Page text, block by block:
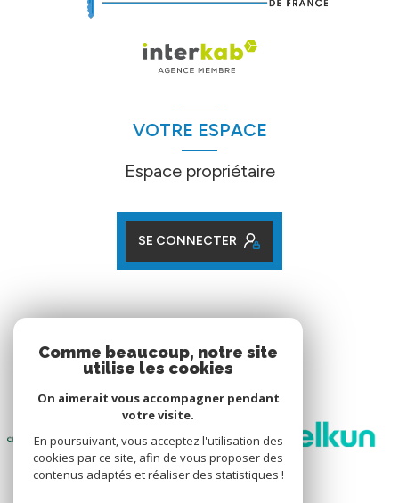
VOTRE ESPACE
Espace propriétaire
SE CONNECTER
Nos partenaires
Comme beaucoup, notre site
utilise les cookies
On aimerait vous accompagner pendant
votre visite.
En poursuivant, vous acceptez l'utilisation des
cookies par ce site, afin de vous proposer des
contenus adaptés et réaliser des statistiques !